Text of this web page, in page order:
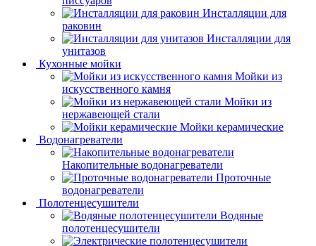
Инсталляции для
раковин
Инсталляции для
унитазов
Кухонные мойки
Мойки из
искусственного камня
Мойки из
нержавеющей стали
Мойки керамические
Водонагреватели
Накопительные водонагреватели
Проточные
водонагреватели
Полотенцесушители
Водяные
полотенцесушители